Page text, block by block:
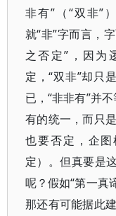
非有”（“双非”
就“非”字而言，
之否定”，因为
定，“双非”却只
已，“非非有”并
有的统一，而只
也要否定，企
定）。但真要是
呢？假如“第一真
那还有可能据此